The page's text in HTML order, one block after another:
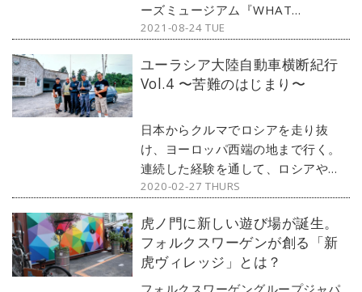
ーズミュージアム『WHAT
MUSEUM（ワットミュージアム）』
ション展 3つの展示『安藤忠雄 描
く』、『都市と私のあいだ』、
2021-08-24 TUE
ユーラシア大陸自動車横断紀行
Vol.4 〜苦難のはじまり〜
日本からクルマでロシアを走り抜
け、ヨーロッパ西端の地まで行く。
連続した経験を通して、ロシアやヨ
ーロッパを感じてみたい。そんなフ
よるユーラシア大陸横断の旅。なぜ
中古のカルディナを伴侶に選んだの
か、そしてついにウラジオストクか
ら走り出してどうだったのか。いよ
2020-02-27 THURS
虎ノ門に新しい遊び場が誕生。
フォルクスワーゲンが創る「新
虎ヴィレッジ」とは？
フォルクスワーゲングループジャパ